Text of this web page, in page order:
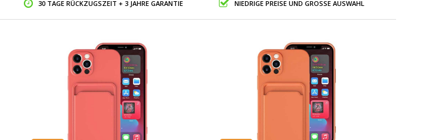
30 TAGE RÜCKZUGSZEIT + 3 JAHRE GARANTIE NIEDRIGE PREISE UND GROSSE AUSWAHL